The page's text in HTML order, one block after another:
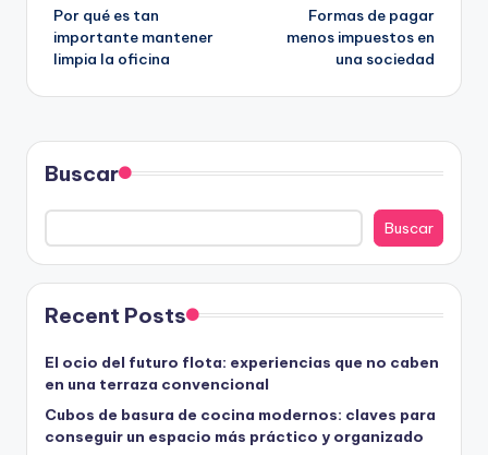
de
entradas
Por qué es tan
importante mantener
limpia la oficina
Formas de pagar
menos impuestos en
una sociedad
Buscar
Buscar
Recent Posts
El ocio del futuro flota: experiencias que no caben
en una terraza convencional
Cubos de basura de cocina modernos: claves para
conseguir un espacio más práctico y organizado